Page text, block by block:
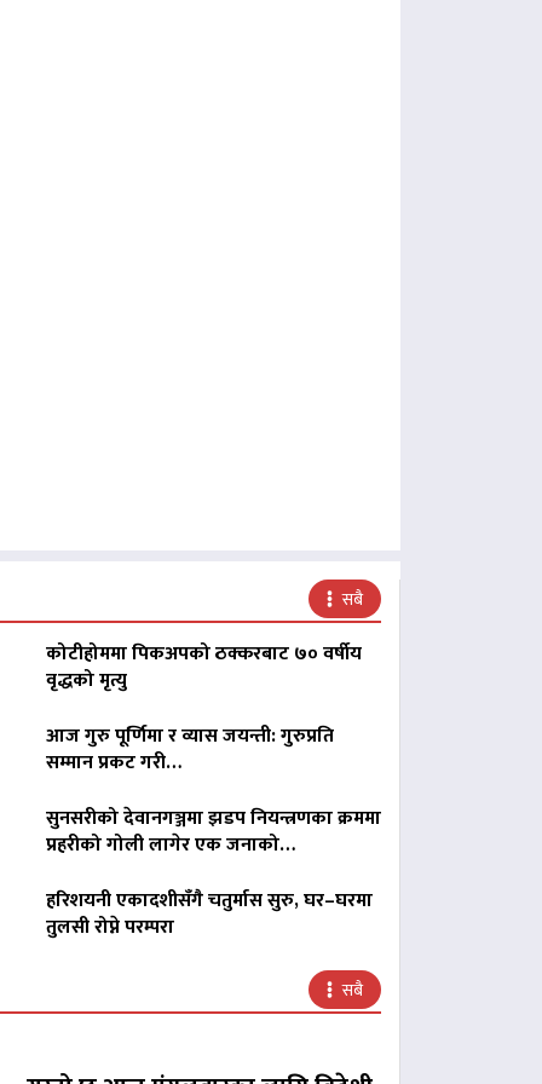
सबै
कोटीहोममा पिकअपको ठक्करबाट ७० वर्षीय
वृद्धको मृत्यु
आज गुरु पूर्णिमा र व्यास जयन्ती: गुरुप्रति
सम्मान प्रकट गरी…
सुनसरीको देवानगञ्जमा झडप नियन्त्रणका क्रममा
प्रहरीको गोली लागेर एक जनाको…
हरिशयनी एकादशीसँगै चतुर्मास सुरु, घर–घरमा
तुलसी रोप्ने परम्परा
सबै